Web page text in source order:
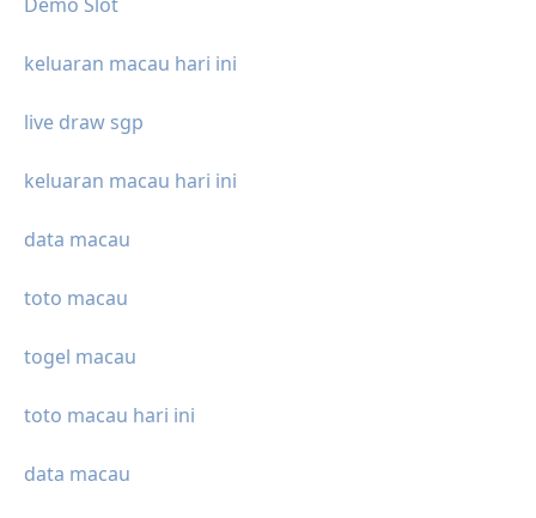
keluaran macau hari ini
live draw sgp
keluaran macau hari ini
data macau
toto macau
togel macau
toto macau hari ini
data macau